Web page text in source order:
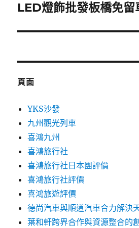
一
文
LED燈飾批發板橋免留
頁面
YKS沙發
九州觀光列車
喜鴻九州
喜鴻旅行社
喜鴻旅行社日本團評價
喜鴻旅行社評價
喜鴻旅遊評價
德尚汽車與順道汽車合力解決
葉和軒跨界合作與資源整合的